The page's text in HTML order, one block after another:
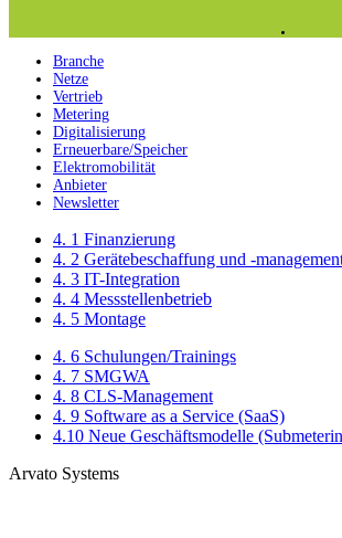
Branche
Netze
Vertrieb
Metering
Digitalisierung
Erneuerbare/Speicher
Elektromobilität
Anbieter
Newsletter
4. 1 Finanzierung
4. 2 Gerätebeschaffung und -
4. 3 IT-Integration
4. 4 Messstellenbetrieb
4. 5 Montage
4. 6 Schulungen/Trainings
4. 7 SMGWA
4. 8 CLS-Management
4. 9 Software as a Service (SaaS)
4.10 Neue Geschäftsmodelle
Arvato Systems